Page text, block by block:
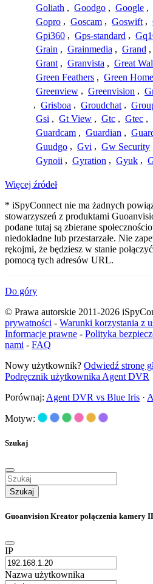
Goliath , Goodgo , Google ,
Gopro , Goscam , Goswift ,
Gpi360 , Gps-standard ,
Grain , Grainmedia , Grand ,
Grant , Granvista , Great
Green Feathers , Green Home
Greenview , Greenvision ,
, Grisboa , Groudchat ,
Gsi , Gt View , Gtc , Gtec ,
Guardcam , Guardian ,
Guudgo , Gvi , Gw Security
Gynoii , Gyration , Gyuk ,
Więcej źródeł
* iSpyConnect nie ma żadnych
stowarzyszeń z produktami
podane tutaj są zbierane
niedokładne lub przestarzałe. Nie
rękojmi, że będziesz w stanie
pomocą tych adresów URL.
Do góry
© Prawa autorskie 2011-2026
prywatności - Warunki korzystania z
Informacje prawne - Polityka
nami - FAQ
Nowy użytkownik? Odwiedź stronę
Podręcznik użytkownika Agent DVR
Porównaj: Agent DVR vs Blue Iris ·
Motyw:
Szukaj
Szukaj
Guoanvision Kreator połączenia kamery
IP
Nazwa użytkownika